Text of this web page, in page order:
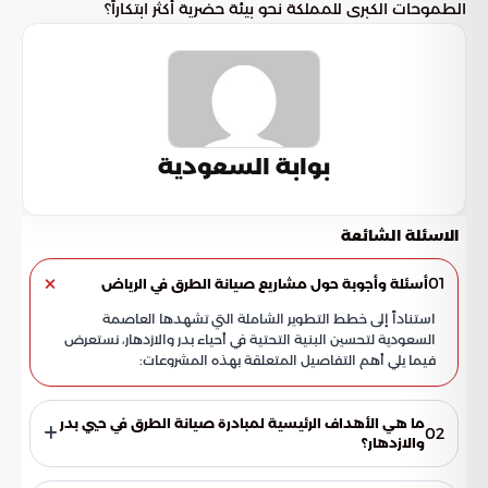
الطموحات الكبرى للمملكة نحو بيئة حضرية أكثر ابتكاراً؟
بوابة السعودية
الاسئلة الشائعة
01أسئلة وأجوبة حول مشاريع صيانة الطرق في الرياض
استناداً إلى خطط التطوير الشاملة التي تشهدها العاصمة
السعودية لتحسين البنية التحتية في أحياء بدر والازدهار، نستعرض
فيما يلي أهم التفاصيل المتعلقة بهذه المشروعات:
02ما هي الأهداف الرئيسية لمبادرة صيانة الطرق في حيي بدر
والازدهار؟
تهدف هذه المبادرة بشكل أساسي إلى تحديث البنية التحتية